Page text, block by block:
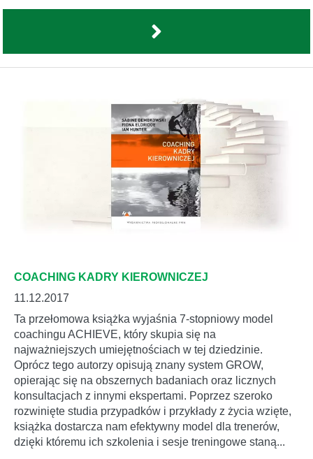
COACHING KADRY KIEROWNICZEJ
11.12.2017
Ta przełomowa książka wyjaśnia 7-stopniowy model
coachingu ACHIEVE, który skupia się na
najważniejszych umiejętnościach w tej dziedzinie.
Oprócz tego autorzy opisują znany system GROW,
opierając się na obszernych badaniach oraz licznych
konsultacjach z innymi ekspertami. Poprzez szeroko
rozwinięte studia przypadków i przykłady z życia wzięte,
książka dostarcza nam efektywny model dla trenerów,
dzięki któremu ich szkolenia i sesje treningowe staną...